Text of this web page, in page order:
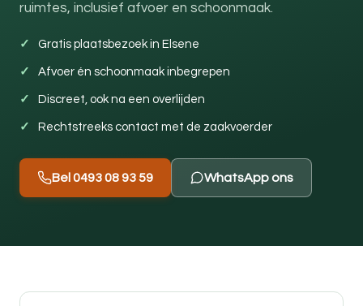
ruimtes, inclusief afvoer en schoonmaak.
Gratis plaatsbezoek in Elsene
Afvoer én schoonmaak inbegrepen
Discreet, ook na een overlijden
Rechtstreeks contact met de zaakvoerder
Bel 0493 08 93 59 WhatsApp ons